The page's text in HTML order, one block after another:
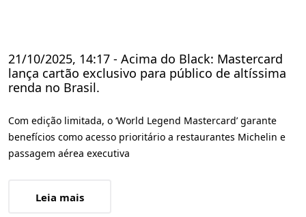
21/10/2025, 14:17 - Acima do Black: Mastercard
lança cartão exclusivo para público de altíssima
renda no Brasil.
Com edição limitada, o ‘World Legend Mastercard’ garante
benefícios como acesso prioritário a restaurantes Michelin e
passagem aérea executiva
Leia mais